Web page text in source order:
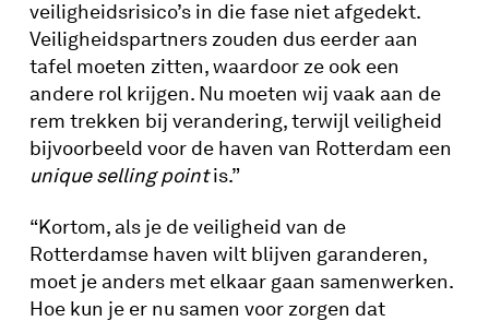
veiligheidsrisico’s in die fase niet afgedekt.
Veiligheidspartners zouden dus eerder aan
tafel moeten zitten, waardoor ze ook een
andere rol krijgen. Nu moeten wij vaak aan de
rem trekken bij verandering, terwijl veiligheid
bijvoorbeeld voor de haven van Rotterdam een
unique selling pointis.”
“Kortom, als je de veiligheid van de
Rotterdamse haven wilt blijven garanderen,
moet je anders met elkaar gaan samenwerken.
Hoe kun je er nu samen voor zorgen dat